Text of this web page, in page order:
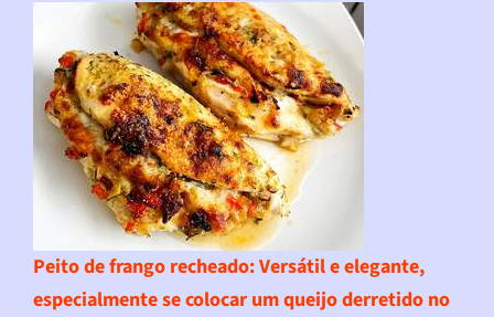
Peito de frango recheado: Versátil e elegante,
especialmente se colocar um queijo derretido no